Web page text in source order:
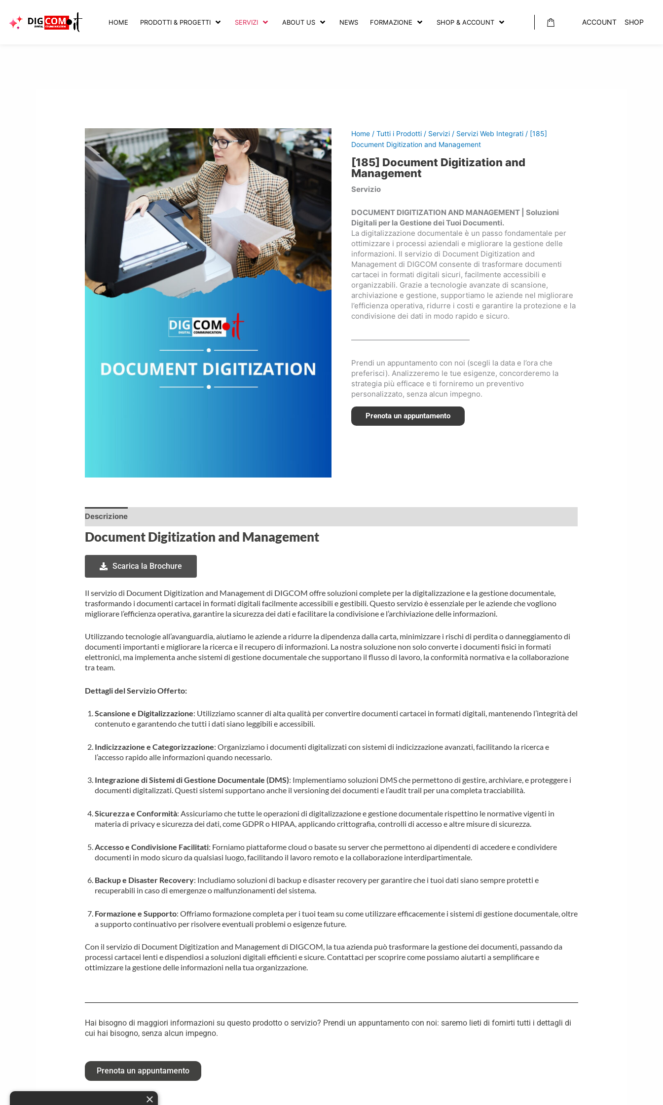
contenuto
HOME PRODOTTI & PROGETTI SERVIZI ABOUT US NEWS FORMAZIONE SHOP & ACCOUNT ACCOUNT SHOP
Home / Tutti i Prodotti / Servizi / Servizi Web Integrati / [185]
Document Digitization and Management
[185] Document Digitization and
Management
Servizio
DOCUMENT DIGITIZATION AND MANAGEMENT | Soluzioni
Digitali per la Gestione dei Tuoi Documenti.
La digitalizzazione documentale è un passo fondamentale per
ottimizzare i processi aziendali e migliorare la gestione delle
informazioni. Il servizio di Document Digitization and
Management di DIGCOM consente di trasformare documenti
cartacei in formati digitali sicuri, facilmente accessibili e
organizzabili. Grazie a tecnologie avanzate di scansione,
archiviazione e gestione, supportiamo le aziende nel migliorare
l’efficienza operativa, ridurre i costi e garantire la protezione e la
condivisione dei dati in modo rapido e sicuro.
————————————————
Prendi un appuntamento con noi (scegli la data e l’ora che
preferisci). Analizzeremo le tue esigenze, concorderemo la
strategia più efficace e ti forniremo un preventivo
personalizzato, senza alcun impegno.
Prenota un appuntamento
Descrizione
Document Digitization and Management
Scarica la Brochure
Il servizio di Document Digitization and Management di DIGCOM offre soluzioni complete per la digitalizzazione e la gestione documentale,
trasformando i documenti cartacei in formati digitali facilmente accessibili e gestibili. Questo servizio è essenziale per le aziende che vogliono
migliorare l’efficienza operativa, garantire la sicurezza dei dati e facilitare la condivisione e l’archiviazione delle informazioni.
Utilizzando tecnologie all’avanguardia, aiutiamo le aziende a ridurre la dipendenza dalla carta, minimizzare i rischi di perdita o danneggiamento di
documenti importanti e migliorare la ricerca e il recupero di informazioni. La nostra soluzione non solo converte i documenti fisici in formati
elettronici, ma implementa anche sistemi di gestione documentale che supportano il flusso di lavoro, la conformità normativa e la collaborazione
tra team.
Dettagli del Servizio Offerto:
Scansione e Digitalizzazione: Utilizziamo scanner di alta qualità per convertire documenti cartacei in formati digitali, mantenendo l’integrità del
contenuto e garantendo che tutti i dati siano leggibili e accessibili.
Indicizzazione e Categorizzazione: Organizziamo i documenti digitalizzati con sistemi di indicizzazione avanzati, facilitando la ricerca e
l’accesso rapido alle informazioni quando necessario.
Integrazione di Sistemi di Gestione Documentale (DMS): Implementiamo soluzioni DMS che permettono di gestire, archiviare, e proteggere i
documenti digitalizzati. Questi sistemi supportano anche il versioning dei documenti e l’audit trail per una completa tracciabilità.
Sicurezza e Conformità: Assicuriamo che tutte le operazioni di digitalizzazione e gestione documentale rispettino le normative vigenti in
materia di privacy e sicurezza dei dati, come GDPR o HIPAA, applicando crittografia, controlli di accesso e altre misure di sicurezza.
Accesso e Condivisione Facilitati: Forniamo piattaforme cloud o basate su server che permettono ai dipendenti di accedere e condividere
documenti in modo sicuro da qualsiasi luogo, facilitando il lavoro remoto e la collaborazione interdipartimentale.
Backup e Disaster Recovery: Includiamo soluzioni di backup e disaster recovery per garantire che i tuoi dati siano sempre protetti e
recuperabili in caso di emergenze o malfunzionamenti del sistema.
Formazione e Supporto: Offriamo formazione completa per i tuoi team su come utilizzare efficacemente i sistemi di gestione documentale, oltre
a supporto continuativo per risolvere eventuali problemi o esigenze future.
Con il servizio di Document Digitization and Management di DIGCOM, la tua azienda può trasformare la gestione dei documenti, passando da
processi cartacei lenti e dispendiosi a soluzioni digitali efficienti e sicure. Contattaci per scoprire come possiamo aiutarti a semplificare e
ottimizzare la gestione delle informazioni nella tua organizzazione.
Hai bisogno di maggiori informazioni su questo prodotto o servizio? Prendi un appuntamento con noi: saremo lieti di fornirti tutti i dettagli di
cui hai bisogno, senza alcun impegno.
Prenota un appuntamento
×